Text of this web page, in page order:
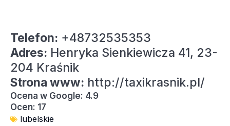
Telefon: +48732535353
Adres: Henryka Sienkiewicza 41, 23-
204 Kraśnik
Strona www: http://taxikrasnik.pl/
Ocena w Google: 4.9
Ocen: 17
lubelskie